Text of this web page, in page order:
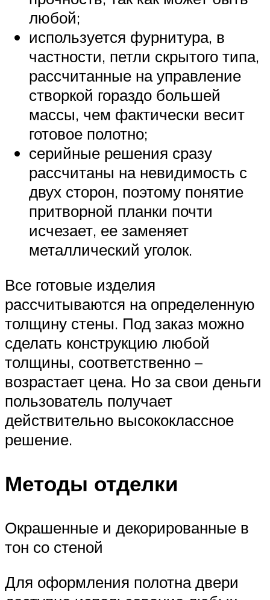
любой;
используется фурнитура, в
частности, петли скрытого типа,
рассчитанные на управление
створкой гораздо большей
массы, чем фактически весит
готовое полотно;
серийные решения сразу
рассчитаны на невидимость с
двух сторон, поэтому понятие
притворной планки почти
исчезает, ее заменяет
металлический уголок.
Все готовые изделия
рассчитываются на определенную
толщину стены. Под заказ можно
сделать конструкцию любой
толщины, соответственно –
возрастает цена. Но за свои деньги
пользователь получает
действительно высококлассное
решение.
Методы отделки
Окрашенные и декорированные в
тон со стеной
Для оформления полотна двери